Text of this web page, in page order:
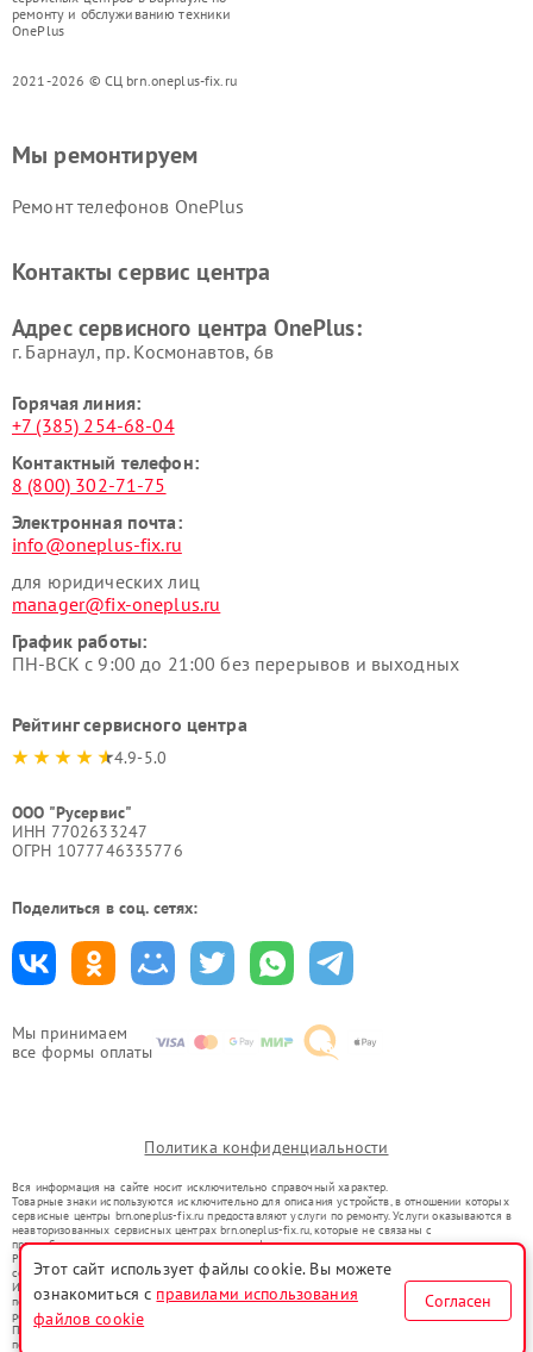
ремонту и обслуживанию техники
OnePlus
2021-2026 © СЦ brn.oneplus-fix.ru
Мы принимаем
все формы оплаты
Мы ремонтируем
Ремонт телефонов OnePlus
Контакты сервис центра
Адрес сервисного центра OnePlus:
г. Барнаул, ​пр. Космонавтов, 6в
Горячая линия:
+7 (385) 254-68-04
Контактный телефон:
8 (800) 302-71-75
Электронная почта:
info@oneplus-fix.ru
для юридических лиц
manager@fix-oneplus.ru
График работы:
ПН-ВСК с 9:00 до 21:00 без перерывов и выходных
Рейтинг сервисного центра
4.9-5.0
ООО "Русервис"
ИНН 7702633247
ОГРН 1077746335776
Поделиться в соц. сетях:
Политика конфиденциальности
Вся информация на сайте носит исключительно справочный характер.
Товарные знаки используются исключительно для описания устройств, в отношении которых
сервисные центры brn.oneplus-fix.ru предоставляют услуги по ремонту. Услуги оказываются в
неавторизованных сервисных центрах brn.oneplus-fix.ru, которые не связаны с
правообладателями товарных знаков или их официальными представителями.
Ремонт осуществляется для устройств, уже введенных в гражданский оборот в соответствии
со статьей 1487 ГК РФ.
Использование товарных знаков не преследует цели индивидуализации услуг или введения
потребителей в заблуждение, а служит для информирования о предоставляемых услугах по
ремонту техники указанных брендов.
Представленная на сайте информация не является публичной офертой, определяемой
положениями Статьи 437(2) Гражданского кодекса РФ
Этот сайт использует файлы cookie. Вы можете
ознакомиться с правилами использования
файлов cookie
Согласен